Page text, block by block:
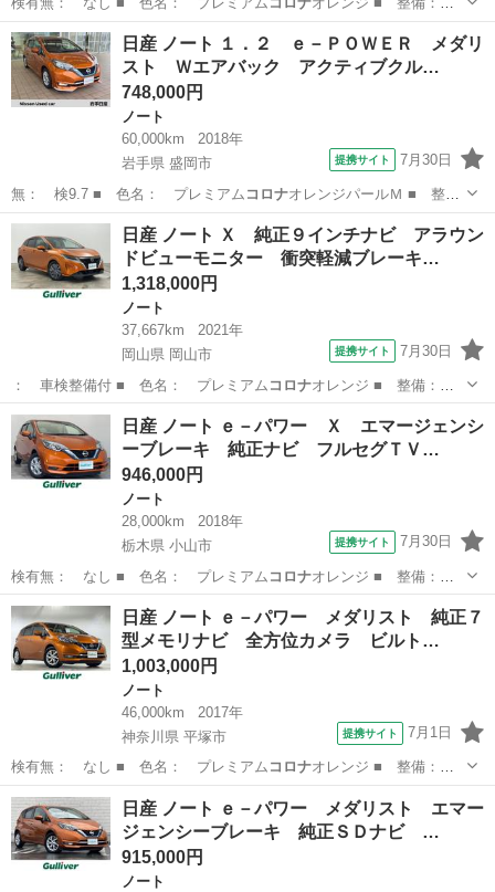
整備付 ■ 保証…
千葉 習志野市 ノート
日産 ノート １．２ ｅ－ＰＯＷＥＲ メダリ
スト Ｗエアバック アクティブクル…
748,000円
ノート
60,000km
2018年
岩手県 盛岡市
提携サイト 7月30日
無： 検9.7 ■ 色名： プレミアム コロナオレンジパールＭ ■ 整
備： 整備付 …
岩手 盛岡市 ノート
日産 ノート Ｘ 純正９インチナビ アラウン
ドビューモニター 衝突軽減ブレーキ…
1,318,000円
ノート
37,667km
2021年
岡山県 岡山市
提携サイト 7月30日
： 車検整備付 ■ 色名： プレミアム コロナオレンジ ■ 整備：
整備付 ■ 保証…
岡山 岡山市 ノート
日産 ノート ｅ－パワー Ｘ エマージェンシ
ーブレーキ 純正ナビ フルセグＴＶ…
946,000円
ノート
28,000km
2018年
栃木県 小山市
提携サイト 7月30日
検有無： なし ■ 色名： プレミアム コロナオレンジ ■ 整備：
整備付 ■ 保証…
栃木 小山市 ノート
日産 ノート ｅ－パワー メダリスト 純正７
型メモリナビ 全方位カメラ ビルト…
1,003,000円
ノート
46,000km
2017年
神奈川県 平塚市
提携サイト 7月1日
検有無： なし ■ 色名： プレミアム コロナオレンジ ■ 整備：
整備付 ■ 保証…
神奈川 平塚市 ノート
日産 ノート ｅ－パワー メダリスト エマー
ジェンシーブレーキ 純正ＳＤナビ …
915,000円
ノート